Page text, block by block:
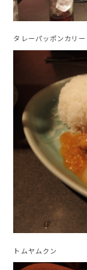
タレーパッポンカリー
トムヤムクン